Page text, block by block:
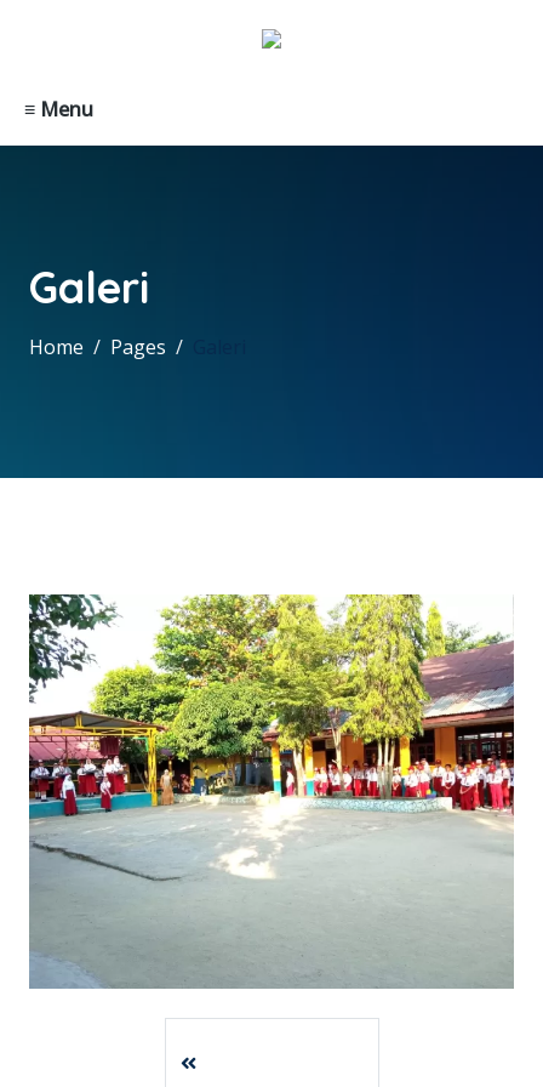
≡ Menu
Galeri
Home Pages